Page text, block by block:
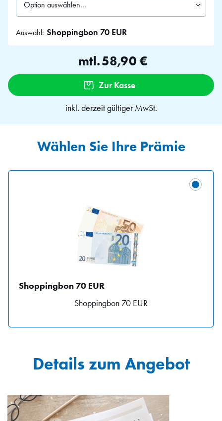
Auswahl: Shoppingbon 70 EUR
mtl.58,90 €
Zur Kasse
inkl. derzeit gültiger MwSt.
Wählen Sie Ihre Prämie
Shoppingbon 70 EUR
Shoppingbon 70 EUR
Details zum Angebot